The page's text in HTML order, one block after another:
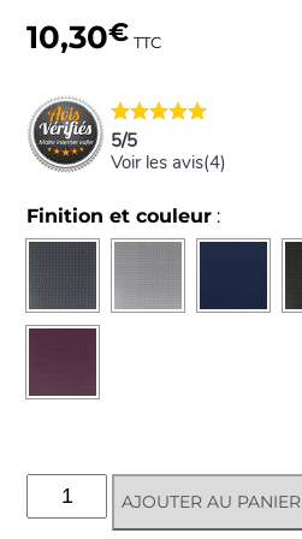
5/5
Voir les avis(4)
10,30€ TTC
Finition et couleur :
quantité
de
AJOUTER AU PANIER